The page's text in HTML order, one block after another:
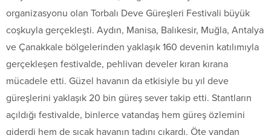
organizasyonu olan Torbalı Deve Güreşleri Festivali büyük
coşkuyla gerçekleşti. Aydın, Manisa, Balıkesir, Muğla, Antalya
ve Çanakkale bölgelerinden yaklaşık 160 devenin katılımıyla
gerçekleşen festivalde, pehlivan develer kıran kırana
mücadele etti. Güzel havanın da etkisiyle bu yıl deve
güreşlerini yaklaşık 20 bin güreş sever takip etti. Stantların
açıldığı festivalde, binlerce vatandaş hem güreş özlemini
giderdi hem de sıcak havanın tadını çıkardı. Öte yandan